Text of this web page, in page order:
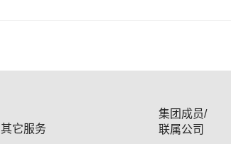
其它服务
集团成员/
联属公司